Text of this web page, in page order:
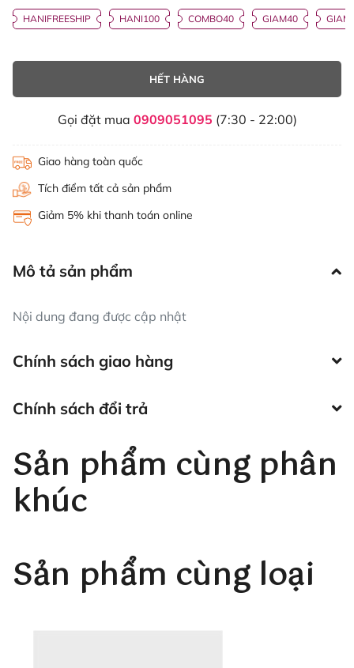
HANIFREESHIP HANI100 COMBO40 GIAM40
HẾT HÀNG
Gọi đặt mua 0909051095 (7:30 - 22:00)
Giao hàng toàn quốc
Tích điểm tất cả sản phẩm
Giảm 5% khi thanh toán online
Mô tả sản phẩm
Nội dung đang được cập nhật
Chính sách giao hàng
Chính sách đổi trả
Sản phẩm cùng phân
khúc
Sản phẩm cùng loại